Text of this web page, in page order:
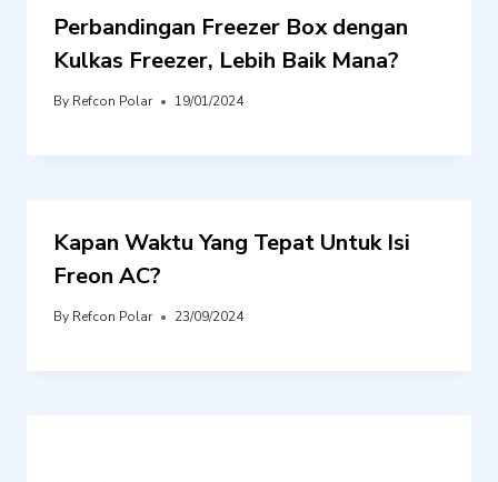
Perbandingan Freezer Box dengan
Kulkas Freezer, Lebih Baik Mana?
By Refcon Polar 19/01/2024
Kapan Waktu Yang Tepat Untuk Isi
Freon AC?
By Refcon Polar 23/09/2024